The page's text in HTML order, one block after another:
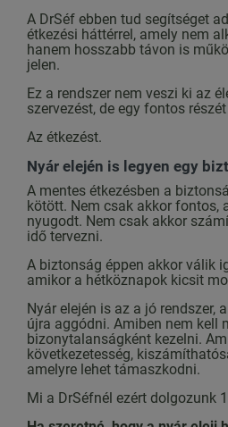
A DrSéf ebben tud segítséget
étkezési háttérrel, amely nem
hanem hosszabb távon is
jelen.
Ez a rendszer nem veszi ki az
szervezést, de egy fontos
Az étkezést.
Nyár elején is legyen egy
A mentes étkezésben a
kötött. Nem csak akkor fontos,
nyugodt. Nem csak akkor
idő tervezni.
A biztonság éppen akkor válik
amikor a hétköznapok kicsit
Nyár elején is az a jó rendszer,
újra aggódni. Amiben nem kell
bizonytalanságként kezelni.
következetesség,
amelyre lehet támaszkodni.
Mi a DrSéfnél ezért dolgozunk